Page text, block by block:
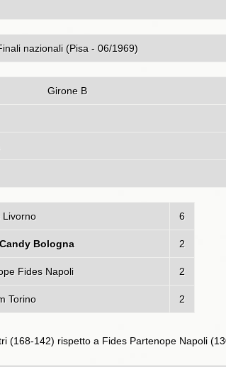
nazionali (Pisa - 06/1969)
Girone B
- Auxilium
Livorno 6
Bologna 2
Fides Napoli 2
Torino 2
(168-142) rispetto a Fides Partenope Napoli